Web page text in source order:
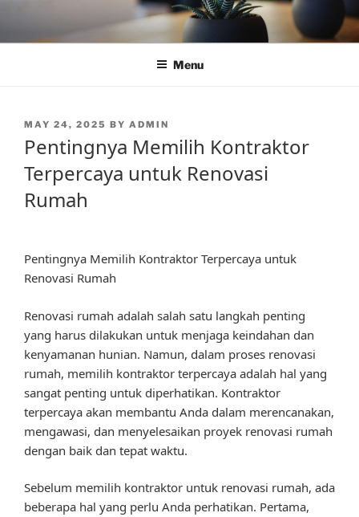
content
Menu
POSTED
MAY 24, 2025 BY ADMIN
Pentingnya Memilih Kontraktor
Terpercaya untuk Renovasi
Rumah
Pentingnya Memilih Kontraktor Terpercaya untuk
Renovasi Rumah
Renovasi rumah adalah salah satu langkah penting
yang harus dilakukan untuk menjaga keindahan dan
kenyamanan hunian. Namun, dalam proses renovasi
rumah, memilih kontraktor terpercaya adalah hal yang
sangat penting untuk diperhatikan. Kontraktor
terpercaya akan membantu Anda dalam merencanakan,
mengawasi, dan menyelesaikan proyek renovasi rumah
dengan baik dan tepat waktu.
Sebelum memilih kontraktor untuk renovasi rumah, ada
beberapa hal yang perlu Anda perhatikan. Pertama,